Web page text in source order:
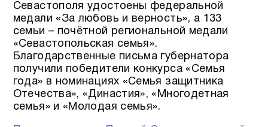
Севастополя удостоены федеральной
медали «За любовь и верность», а 133
семьи – почётной региональной медали
«Севастопольская семья».
Благодарственные письма губернатора
получили победители конкурса «Семья
года» в номинациях «Семья защитника
Отечества», «Династия», «Многодетная
семья» и «Молодая семья».